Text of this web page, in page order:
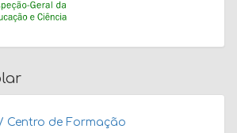
Centro de Formação